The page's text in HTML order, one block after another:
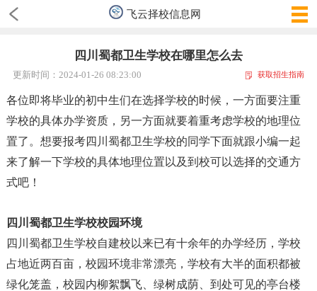
飞云择校信息网
四川蜀都卫生学校在哪里怎么去
更新时间：2024-01-26 08:23:00 获取招生指南
各位即将毕业的初中生们在选择学校的时候，一方面要注重
学校的具体办学资质，另一方面就要着重考虑学校的地理位
置了。想要报考四川蜀都卫生学校的同学下面就跟小编一起
来了解一下学校的具体地理位置以及到校可以选择的交通方
式吧！
四川蜀都卫生学校校园环境
四川蜀都卫生学校自建校以来已有十余年的办学经历，学校
占地近两百亩，校园环境非常漂亮，学校有大半的面积都被
绿化笼盖，校园内柳絮飘飞、绿树成荫、到处可见的亭台楼